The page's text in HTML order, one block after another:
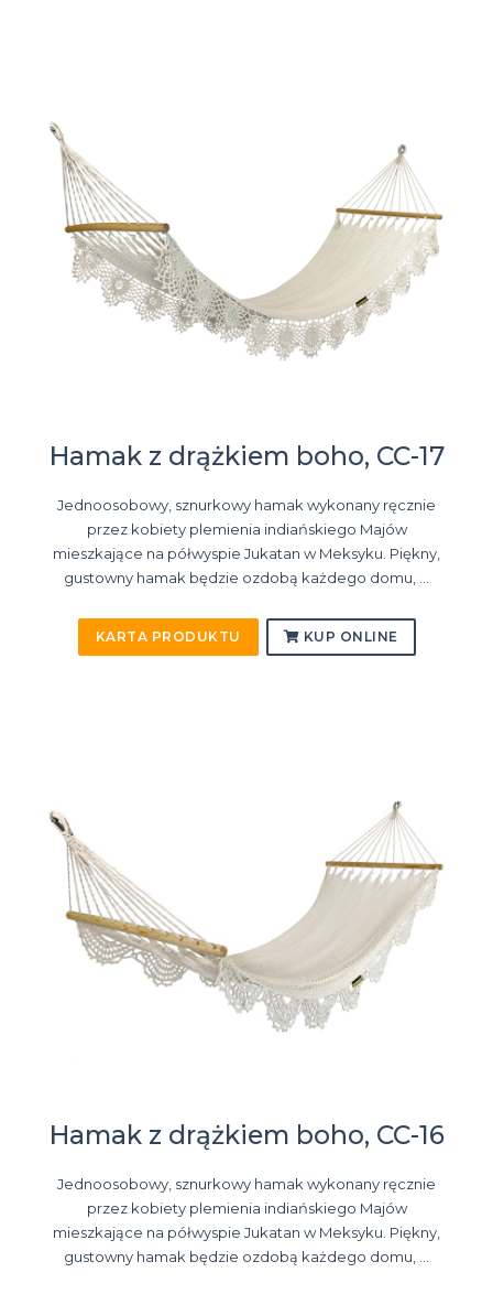
Hamak z drążkiem boho, CC-17
Jednoosobowy, sznurkowy hamak wykonany ręcznie
przez kobiety plemienia indiańskiego Majów
mieszkające na półwyspie Jukatan w Meksyku. Piękny,
gustowny hamak będzie ozdobą każdego domu, ...
KARTA PRODUKTU KUP ONLINE
Hamak z drążkiem boho, CC-16
Jednoosobowy, sznurkowy hamak wykonany ręcznie
przez kobiety plemienia indiańskiego Majów
mieszkające na półwyspie Jukatan w Meksyku. Piękny,
gustowny hamak będzie ozdobą każdego domu, ...